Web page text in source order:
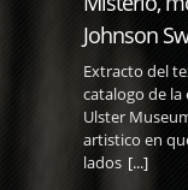
Johnson
Extracto del
catalogo de
Ulster
artistico en
lados [...]